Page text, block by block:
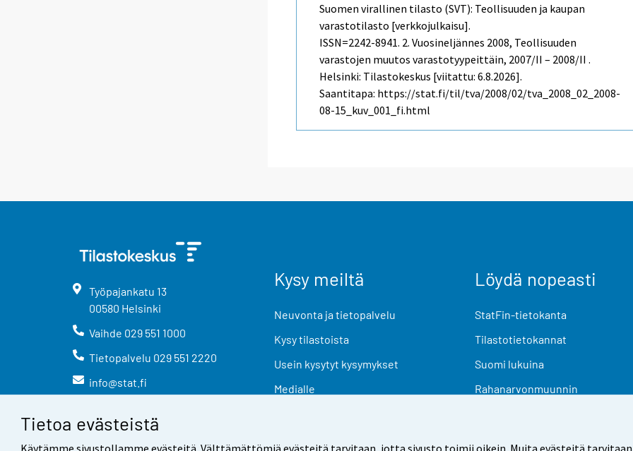
Tietoa evästeistä
Käytämme sivustollamme evästeitä. Välttämättömiä evästeitä tarvitaan, jotta sivusto toimii oikein. Muita evästeitä
Suomen virallinen tilasto (SVT): Teollisuuden ja kaupan
varastotilasto [verkkojulkaisu].
ISSN=2242-8941. 2. Vuosineljännes 2008, Teollisuuden
varastojen muutos varastotyypeittäin, 2007/II – 2008/II .
Helsinki: Tilastokeskus [viitattu: 6.8.2026].
Saantitapa: https://stat.fi/til/tva/2008/02/tva_2008_02_2008-
08-15_kuv_001_fi.html
Työpajankatu 13
00580 Helsinki
Vaihde 029 551 1000
Tietopalvelu 029 551 2220
info@stat.fi
Kysy meiltä
Neuvonta ja tietopalvelu
Kysy tilastoista
Usein kysytyt kysymykset
Medialle
Löydä nopeasti
StatFin-tietokanta
Tilastotietokannat
Suomi lukuina
Rahanarvonmuunnin